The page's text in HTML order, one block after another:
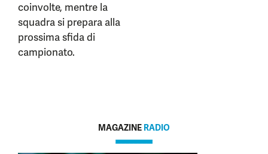
coinvolte, mentre la
squadra si prepara alla
prossima sfida di
campionato.
MAGAZINE RADIO